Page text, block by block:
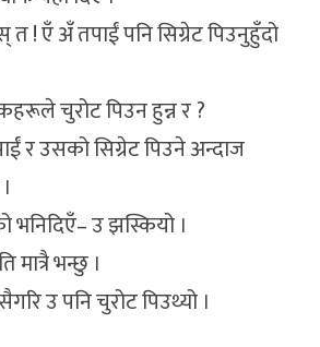
त ! एँ अँ तपाईं पनि सिग्रेट पिउनुहुँदो
चुरोट पिउन हुन्न र ?
र उसको सिग्रेट पिउने अन्दाज
भनिदिएँ– उ झस्कियो ।
मात्रै भन्छु ।
उ पनि चुरोट पिउथ्यो ।